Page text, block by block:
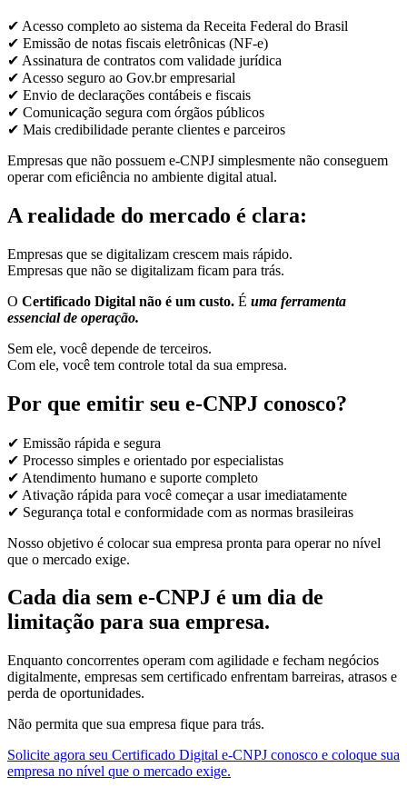
✔ Acesso completo ao sistema da Receita Federal do Brasil
✔ Emissão de notas fiscais eletrônicas (NF-e)
✔ Assinatura de contratos com validade jurídica
✔ Acesso seguro ao Gov.br empresarial
✔ Envio de declarações contábeis e fiscais
✔ Comunicação segura com órgãos públicos
✔ Mais credibilidade perante clientes e parceiros
Empresas que não possuem e-CNPJ simplesmente não conseguem
operar com eficiência no ambiente digital atual.
A realidade do mercado é clara:
Empresas que se digitalizam crescem mais rápido.
Empresas que não se digitalizam ficam para trás.
O Certificado Digital não é um custo. É uma ferramenta
essencial de operação.
Sem ele, você depende de terceiros.
Com ele, você tem controle total da sua empresa.
Por que emitir seu e-CNPJ conosco?
✔ Emissão rápida e segura
✔ Processo simples e orientado por especialistas
✔ Atendimento humano e suporte completo
✔ Ativação rápida para você começar a usar imediatamente
✔ Segurança total e conformidade com as normas brasileiras
Nosso objetivo é colocar sua empresa pronta para operar no nível
que o mercado exige.
Cada dia sem e-CNPJ é um dia de
limitação para sua empresa.
Enquanto concorrentes operam com agilidade e fecham negócios
digitalmente, empresas sem certificado enfrentam barreiras, atrasos e
perda de oportunidades.
Não permita que sua empresa fique para trás.
Solicite agora seu Certificado Digital e-CNPJ conosco e coloque sua
empresa no nível que o mercado exige.